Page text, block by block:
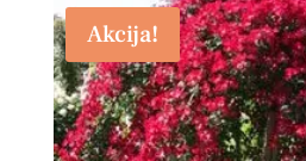
Akcija!